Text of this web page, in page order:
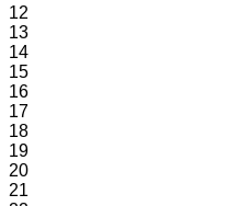
12
13
14
15
16
17
18
19
20
21